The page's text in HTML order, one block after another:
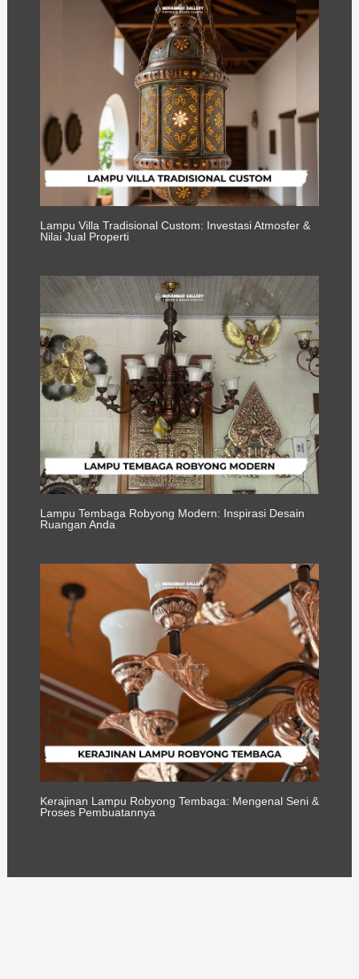
Lampu Villa Tradisional Custom: Investasi Atmosfer &
Nilai Jual Properti
Lampu Tembaga Robyong Modern: Inspirasi Desain
Ruangan Anda
Kerajinan Lampu Robyong Tembaga: Mengenal Seni &
Proses Pembuatannya